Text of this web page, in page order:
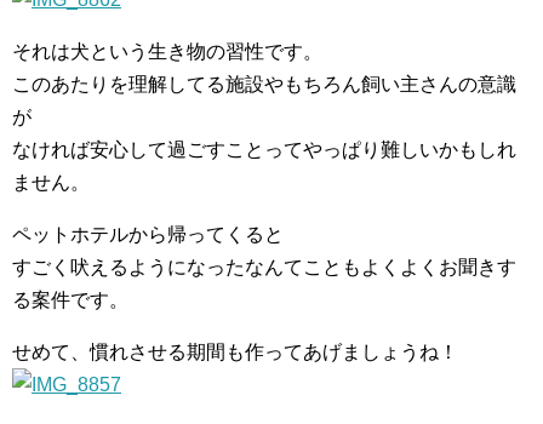
それは犬という生き物の習性です。
このあたりを理解してる施設やもちろん飼い主さんの意識
が
なければ安心して過ごすことってやっぱり難しいかもしれ
ません。
ペットホテルから帰ってくると
すごく吠えるようになったなんてこともよくよくお聞きす
る案件です。
せめて、慣れさせる期間も作ってあげましょうね！